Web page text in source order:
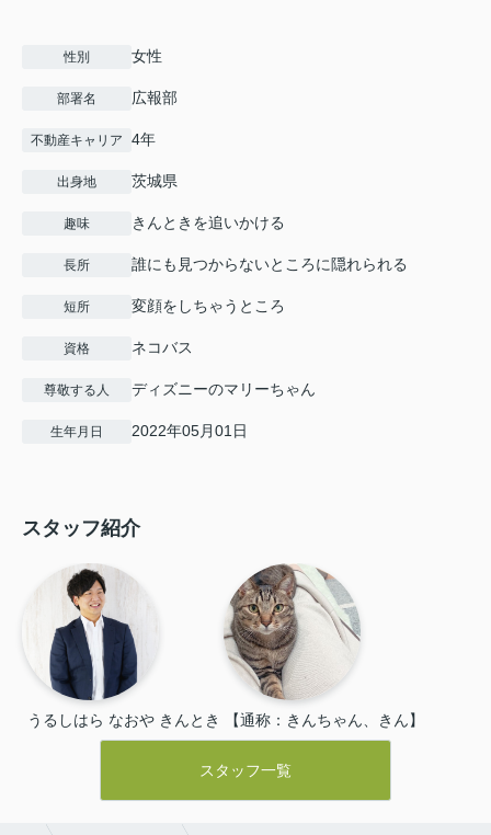
性別 女性
部署名 広報部
不動産キャリア 4年
出身地 茨城県
趣味 きんときを追いかける
長所 誰にも見つからないところに隠れられる
短所 変顔をしちゃうところ
資格 ネコバス
尊敬する人 ディズニーのマリーちゃん
生年月日 2022年05月01日
スタッフ紹介
うるしはら なおや きんとき 【通称：きんちゃん、きん】
スタッフ一覧